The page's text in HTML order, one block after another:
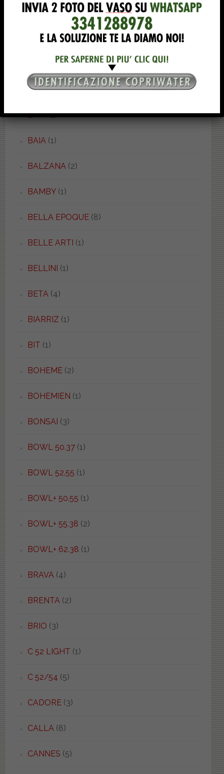
AZZURRA(53)
BABY SOSPESO (1)
BAHIA 1 (1)
BAHIA 2(1)
BAIA(2)
BAIA(1)
BALZANA(2)
BAMBY(1)
BELLA EPOQUE(8)
BELLE ARTI (1)
BELLINI (1)
BETA(4)
BIARRIZ (1)
BIT (1)
BOHEME(2)
BOHEMIEN (1)
BONSAI (3)
BOWL 50.37(1)
BOWL 52.55 (1)
BOWL+ 50.55 (1)
BOWL+ 55.38 (2)
BOWL+ 62.38 (1)
BRAVA(4)
BRENTA(2)
BRIO (3)
C 52 LIGHT (1)
C 52/54 (5)
CADORE(3)
CALLA(8)
CANNES (5)